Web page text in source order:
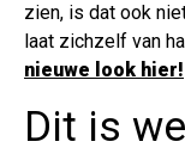
zien, is dat ook
laat zichzelf van
nieuwe look hier!
Dit is